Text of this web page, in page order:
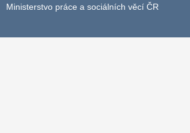
Ministerstvo práce a sociálních věcí ČR